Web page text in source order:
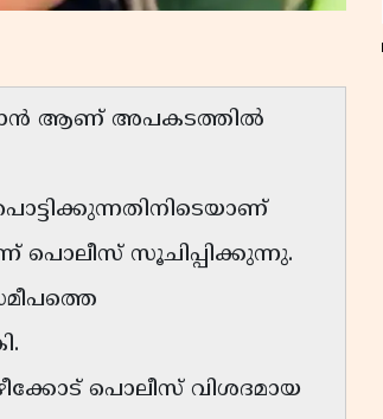
ആണ് അപകടത്തിൽ
പൊലീസ് സൂചിപ്പിക്കുന്നു.
പൊലീസ് വിശദമായ